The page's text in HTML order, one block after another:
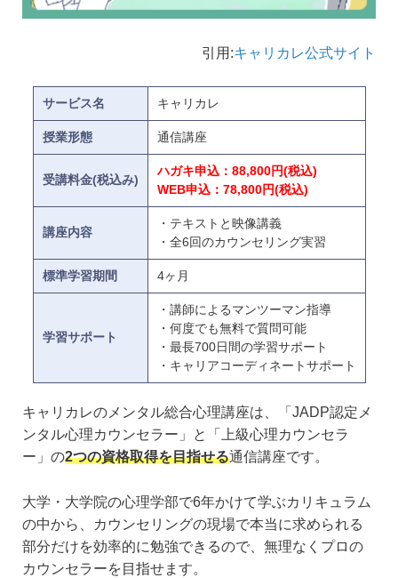
引用:キャリカレ公式サイト
サービス名 キャリカレ
授業形態 通信講座
受講料金(税込み)
ハガキ申込：88,800円(税込)
WEB申込：78,800円(税込)
講座内容
・テキストと映像講義
・全6回のカウンセリング実習
標準学習期間 4ヶ月
学習サポート
・講師によるマンツーマン指導
・何度でも無料で質問可能
・最長700日間の学習サポート
・キャリアコーディネートサポート
キャリカレのメンタル総合心理講座は、「JADP認定メ
ンタル心理カウンセラー」と「上級心理カウンセラ
ー」の2つの資格取得を目指せる通信講座です。
大学・大学院の心理学部で6年かけて学ぶカリキュラム
の中から、カウンセリングの現場で本当に求められる
部分だけを効率的に勉強できるので、無理なくプロの
カウンセラーを目指せます。